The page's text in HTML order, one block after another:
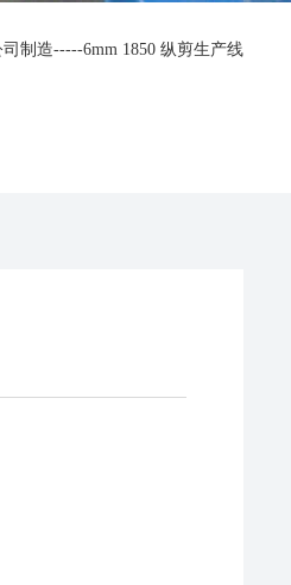
制造-----6mm 1850 纵剪生产线